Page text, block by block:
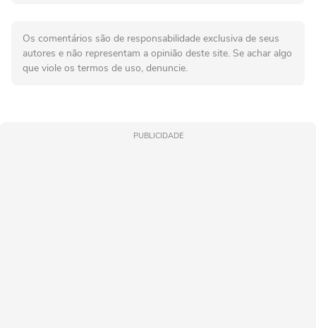
Os comentários são de responsabilidade exclusiva de seus
autores e não representam a opinião deste site. Se achar algo
que viole os termos de uso, denuncie.
PUBLICIDADE